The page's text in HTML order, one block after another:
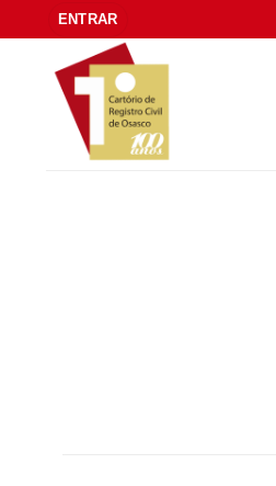
to
content
ENTRAR